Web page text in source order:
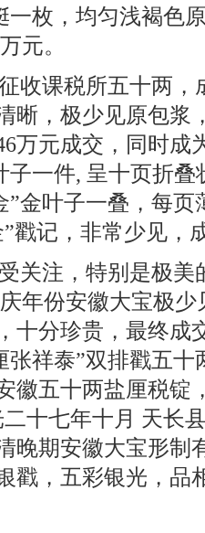
一枚，均匀浅褐色
元。
收课税所五十两
晰，极少见原包浆
万元成交，同时成
子一件, 呈十页折
”金叶子一叠，每
戳记，非常少见，
关注，特别是极
年份安徽大宝极
十分珍贵，最终成
张祥泰”双排戳五
徽五十两盐厘税锭
十七年十月 天长
晚期安徽大宝形制
戳，五彩银光，品